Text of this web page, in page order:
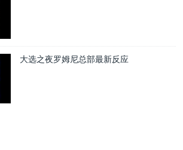
大选之夜罗姆尼总部最新反应